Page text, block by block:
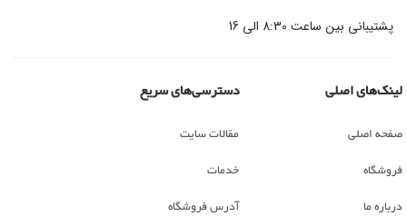
پشتیبانی بین ساعت 8:30 الی 16
لینک‌های اصلی
صفحه اصلی
فروشگاه
درباره ما
دسترسی‌های سریع
مقالات سایت
خدمات
آدرس فروشگاه